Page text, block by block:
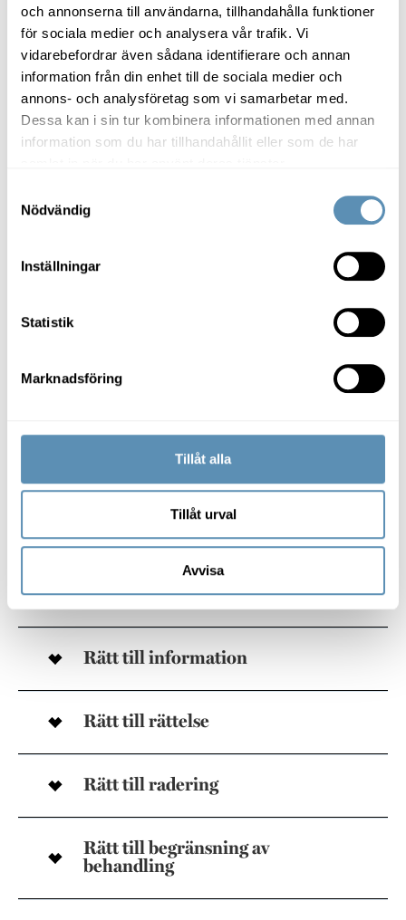
och annonserna till användarna, tillhandahålla funktioner
för sociala medier och analysera vår trafik. Vi
vidarebefordrar även sådana identifierare och annan
information från din enhet till de sociala medier och
annons- och analysföretag som vi samarbetar med.
Dessa kan i sin tur kombinera informationen med annan
information som du har tillhandahållit eller som de har
Nödvändig
Inställningar
Statistik
Marknadsföring
Tillåt alla
Tillåt urval
Avvisa
Dina rättigheter
Enligt gällande dataskyddslagstiftning har du ett flertal
rättigheter i förhållande till behandlingen av dina
Om du har frågor kring eller vill använda dig av någon av
rättigheterna nedan, ber vi dig att kontakta oss på
Integritetsskyddsmyndigheten (IMY)
personuppgifter på rätt sätt har du även rätt att klaga till en
dataskyddsmyndighet. Relevant dataskyddsmyndighet för
Brev: IMY, Box 8114, 104 20 Stockholm
Webbplats:www.imy.se.
Rätt till tillgång (s.k.
registerutdrag)
Rätt till information
Rätt till rättelse
Rätt till radering
Rätt till begränsning av
behandling